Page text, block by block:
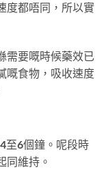
度都唔同，所以實
需要嘅時候藥效已
嘅食物，吸收速度
至6個鐘。呢段時
同維持。